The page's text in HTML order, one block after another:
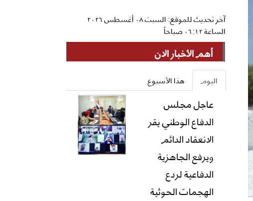
آخر تحديث للموقع: السبت ٠٨ أغسطس ٢٠٢٦
الساعة ٠٦:١٢ صباحاً
أهم الأخبار الان
اليوم هذا الأسبوع
عاجل مجلس
الدفاع الوطني يقر
الانعقاد الدائم
ويرفع الجاهزية
الدفاعية لردع
الهجمات الحوثية